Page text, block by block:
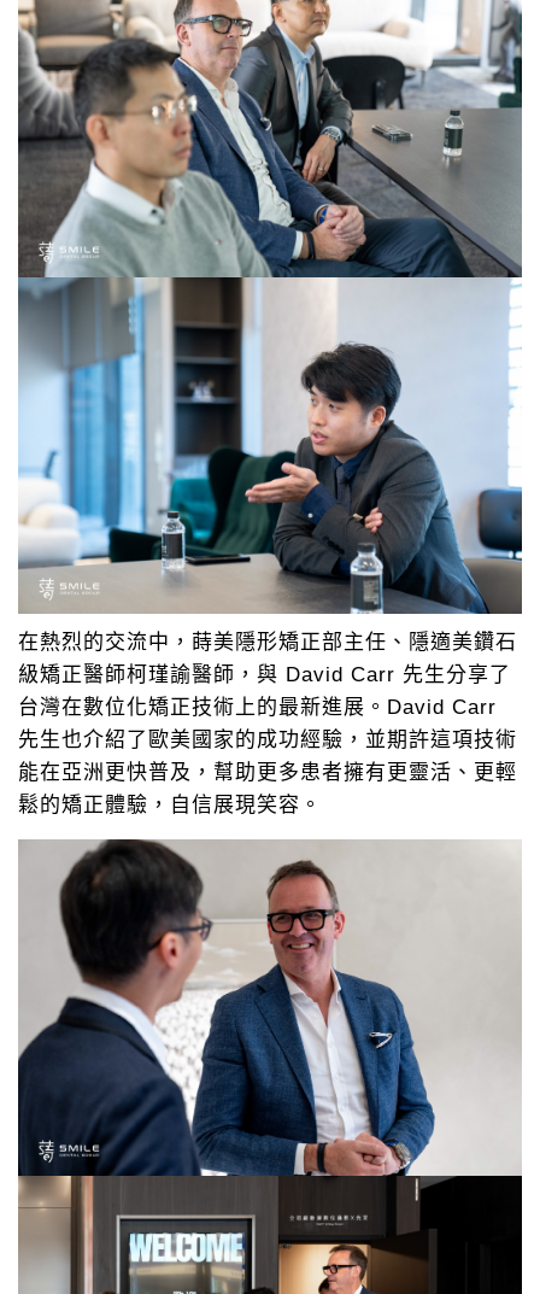
在熱烈的交流中，蒔美隱形矯正部主任、隱適美鑽石
級矯正醫師柯瑾諭醫師，與 David Carr 先生分享了
台灣在數位化矯正技術上的最新進展。David Carr
先生也介紹了歐美國家的成功經驗，並期許這項技術
能在亞洲更快普及，幫助更多患者擁有更靈活、更輕
鬆的矯正體驗，自信展現笑容。